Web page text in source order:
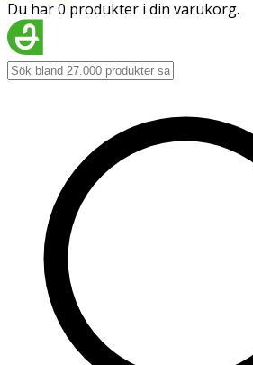
Du har 0 produkter i din varukorg.